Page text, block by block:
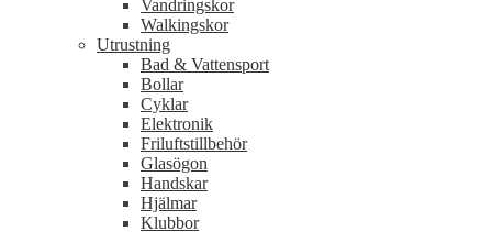
Vandringskor
Walkingskor
Utrustning
Bad & Vattensport
Bollar
Cyklar
Elektronik
Friluftstillbehör
Glasögon
Handskar
Hjälmar
Klubbor